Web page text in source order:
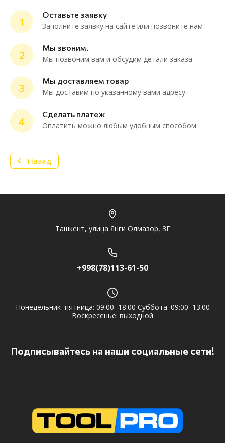
1
Оставьте заявку
Заполните заявку на сайте или позвоните нам
2
Мы звоним.
Мы позвоним вам и обсудим детали заказа.
3
Мы доставляем товар
Мы доставим по указанному вами адресу.
4
Сделать платеж
Оплатить можно любым удобным способом.
Назад
Ташкент, улица Янги Олмазор, 3Г
+998(78)113-61-50
Понедельник–пятница: 09:00–18:00 Суббота: 09:00–13:00
Воскресенье: выходной
Подписывайтесь на наши социальные сети!
online
Мессенджеры
Нужна консультация или персональное
предложение? Пиши в мессенджер!
Telegram